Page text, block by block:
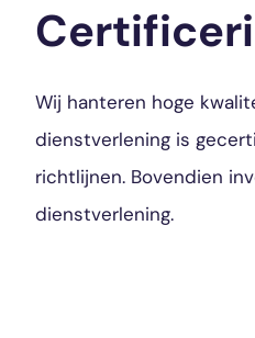
Wij hanteren hoge
dienstverlening is
richtlijnen. Bovendien
dienstverlening.